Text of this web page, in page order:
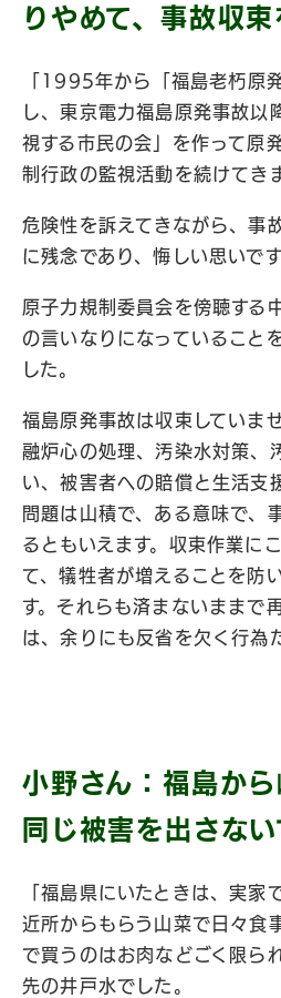
りやめて、事故収
「1995年から「福島老朽原
し、東京電力福島原発事故以
視する市民の会」を作って原
制行政の監視活動を続けてき
危険性を訴えてきながら、事
に残念であり、悔しい思いです
原子力規制委員会を傍聴する
の言いなりになっていること
した。
福島原発事故は収束していま
融炉心の処理、汚染水対策、
い、被害者への賠償と生活支
問題は山積で、ある意味で、
るともいえます。収束作業に
て、犠牲者が増えることを防
す。それらも済まないままで
は、余りにも反省を欠く行為
小野さん：福島から
同じ被害を出さない
「福島県にいたときは、実家
近所からもらう山菜で日々食
で買うのはお肉などごく限ら
先の井戸水でした。